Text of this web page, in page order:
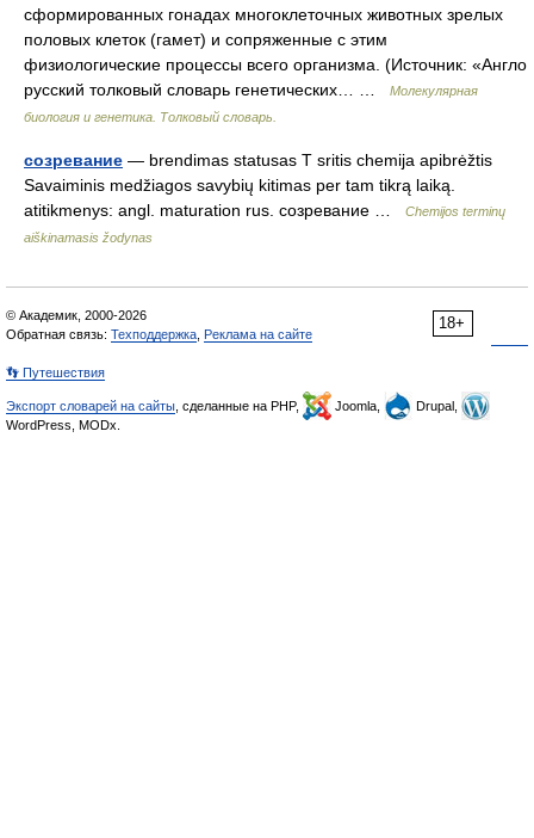
сформированных гонадах многоклеточных животных зрелых
половых клеток (гамет) и сопряженные с этим
физиологические процессы всего организма. (Источник: «Англо
русский толковый словарь генетических… …
Молекулярная
биология и генетика. Толковый словарь.
созревание — brendimas statusas T sritis chemija apibrėžtis
Savaiminis medžiagos savybių kitimas per tam tikrą laiką.
atitikmenys: angl. maturation rus. созревание …
Chemijos terminų
aiškinamasis žodynas
18+
© Академик, 2000-2026
Обратная связь: Техподдержка Реклама на сайте
👣 Путешествия
Экспорт словарей на сайты , сделанные на PHP, Joomla,
Drupal,
WordPress, MODx.